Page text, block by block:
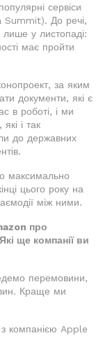
сервіси
Summit). До речі,
у листопаді:
має пройти
за яким
документи, які є
в роботі, і ми
і так
до державних
максимально
цього року на
між ними.
про
ще компанії ви
перемовини,
Краще ми
з компанією Apple